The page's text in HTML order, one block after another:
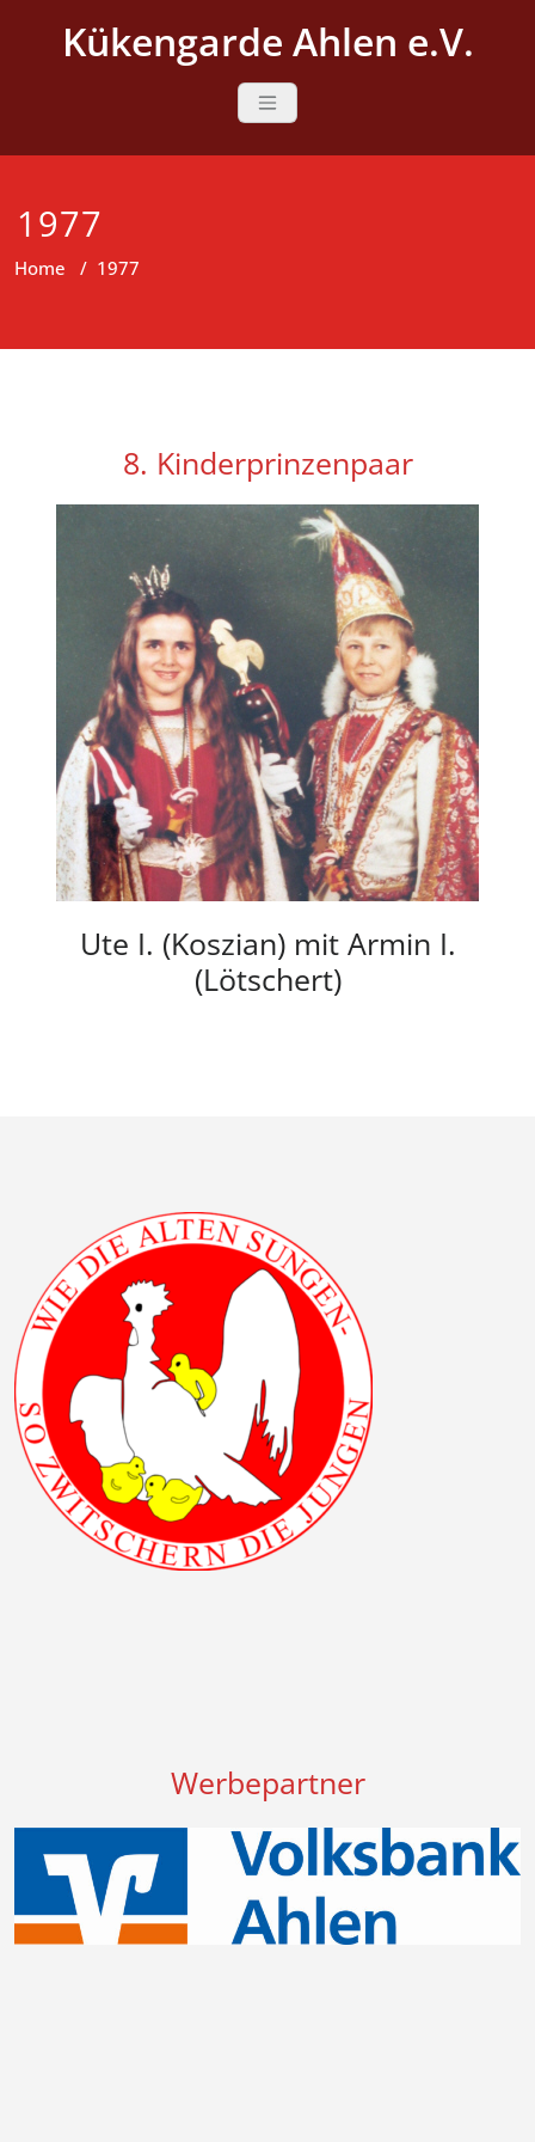
Kükengarde Ahlen e.V.
1977
Home / 1977
8. Kinderprinzenpaar
Ute I. (Koszian) mit Armin I.
(Lötschert)
Werbepartner